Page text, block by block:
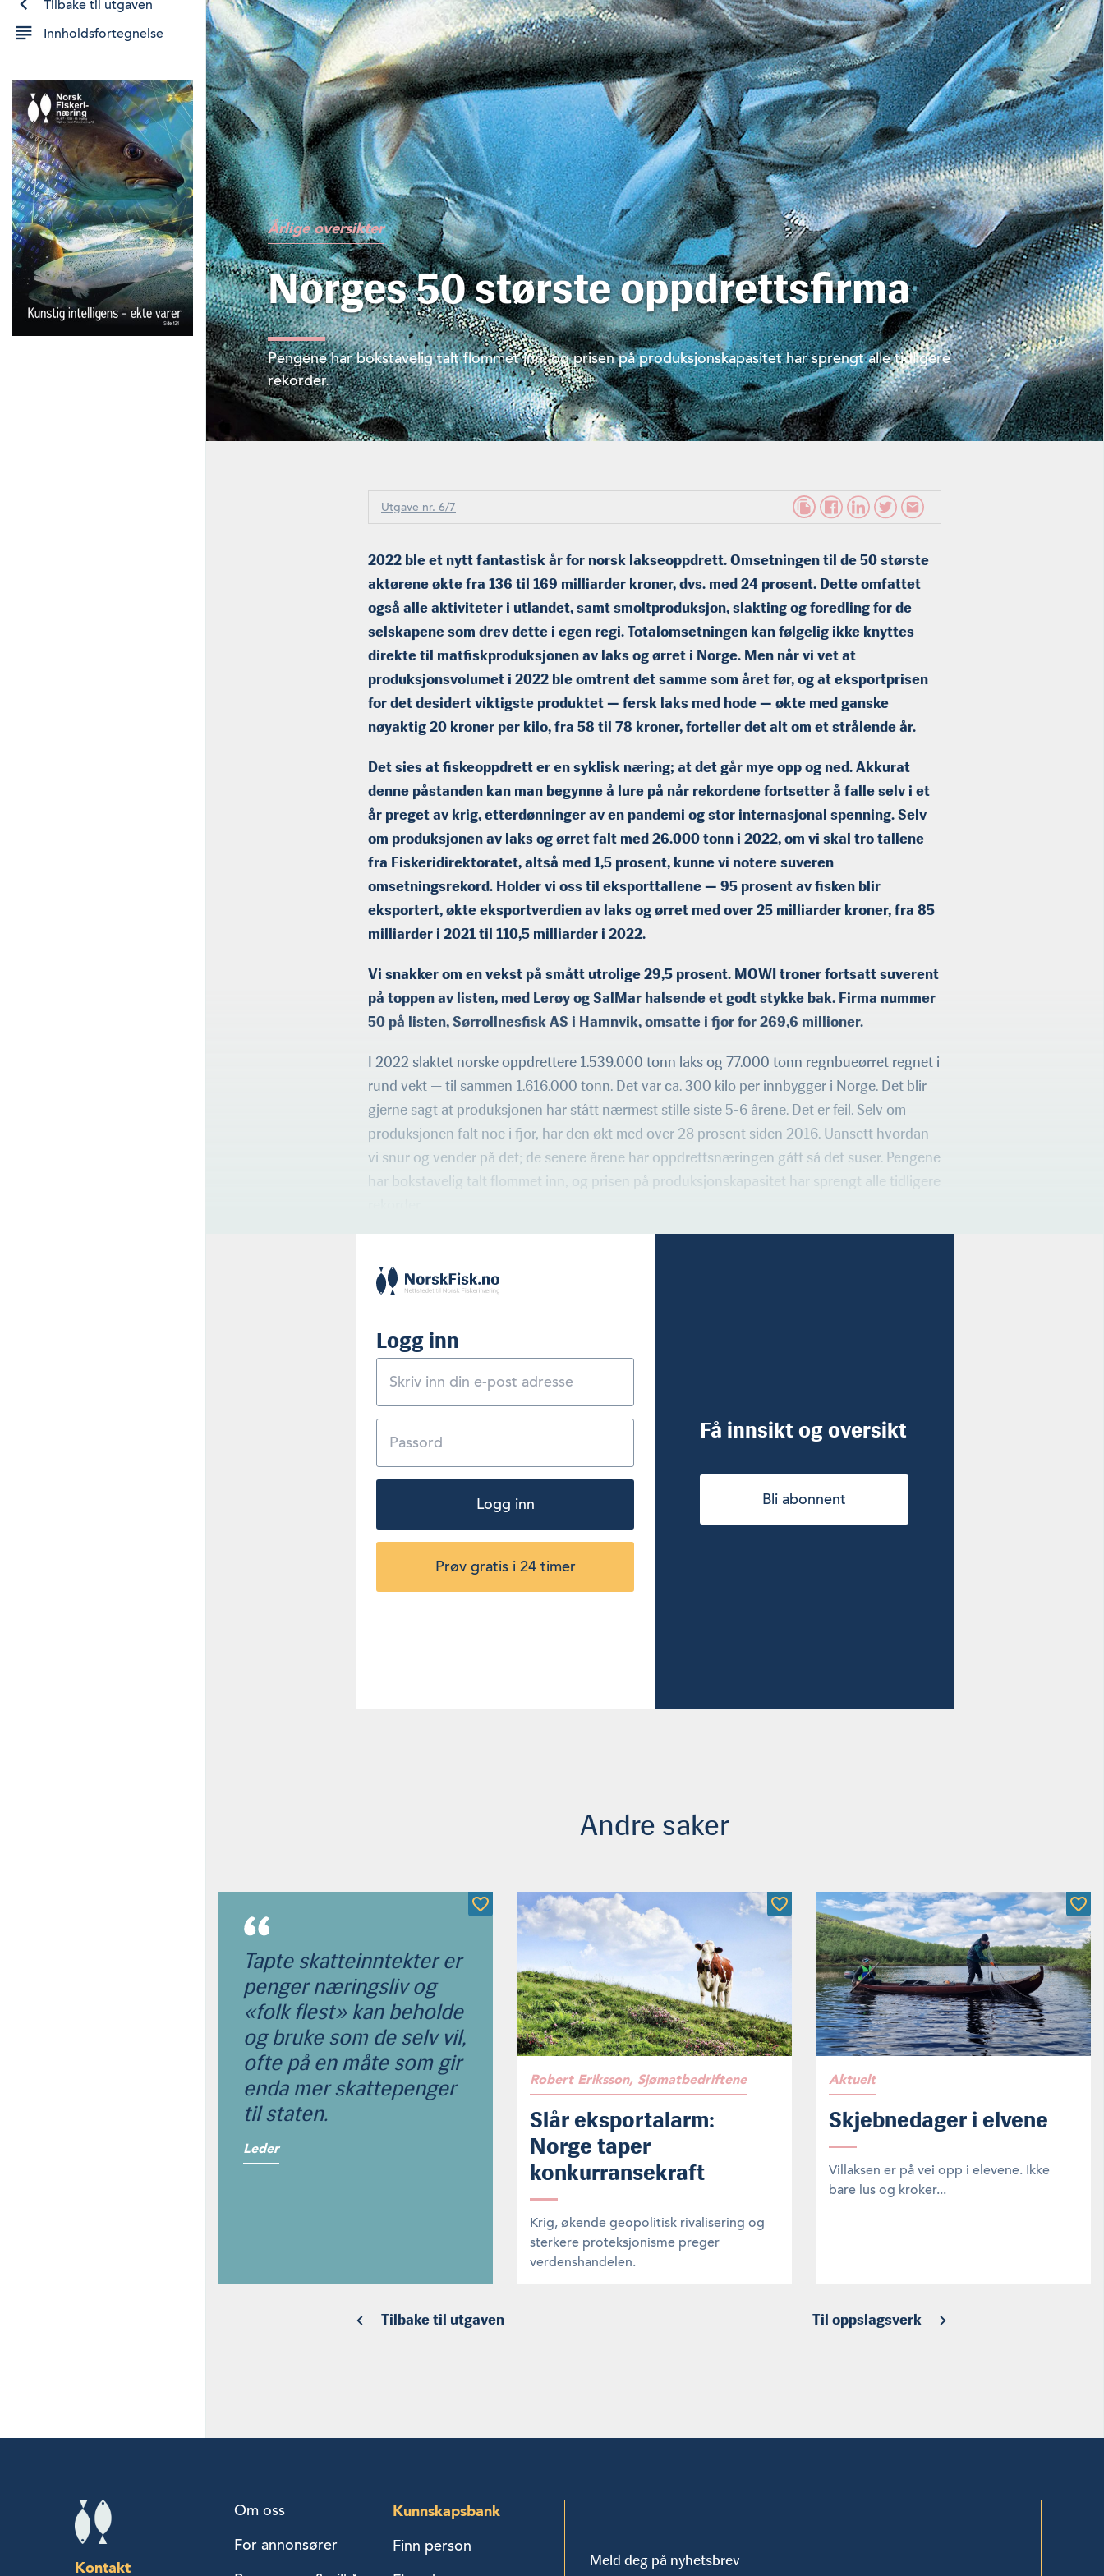
Tilbake til utgaven
Innholdsfortegnelse
Årlige oversikter
Norges 50 største oppdrettsfirma
Pengene har bokstavelig talt flommet inn, og prisen på produksjonskapasitet har sprengt alle tidligere
rekorder.
Utgave nr. 6/7
2022 ble et nytt fantastisk år for norsk lakseoppdrett. Omsetningen til de 50 største
aktørene økte fra 136 til 169 milliarder kroner, dvs. med 24 prosent. Dette omfattet
også alle aktiviteter i utlandet, samt smoltproduksjon, slakting og foredling for de
selskapene som drev dette i egen regi. Totalomsetningen kan følgelig ikke knyttes
direkte til matfiskproduksjonen av laks og ørret i Norge. Men når vi vet at
produksjonsvolumet i 2022 ble omtrent det samme som året før, og at eksportprisen
for det desidert viktigste produktet — fersk laks med hode — økte med ganske
nøyaktig 20 kroner per kilo, fra 58 til 78 kroner, forteller det alt om et strålende år.
Det sies at fiskeoppdrett er en syklisk næring; at det går mye opp og ned. Akkurat
denne påstanden kan man begynne å lure på når rekordene fortsetter å falle selv i et
år preget av krig, etterdønninger av en pandemi og stor internasjonal spenning. Selv
om produksjonen av laks og ørret falt med 26.000 tonn i 2022, om vi skal tro tallene
fra Fiskeridirektoratet, altså med 1,5 prosent, kunne vi notere suveren
omsetningsrekord. Holder vi oss til eksporttallene — 95 prosent av fisken blir
eksportert, økte eksportverdien av laks og ørret med over 25 milliarder kroner, fra 85
milliarder i 2021 til 110,5 milliarder i 2022.
Vi snakker om en vekst på smått utrolige 29,5 prosent. MOWI troner fortsatt suverent
på toppen av listen, med Lerøy og SalMar halsende et godt stykke bak. Firma nummer
50 på listen, Sørrollnesfisk AS i Hamnvik, omsatte i fjor for 269,6 millioner.
I 2022 slaktet norske oppdrettere 1.539.000 tonn laks og 77.000 tonn regnbueørret regnet i
rund vekt — til sammen 1.616.000 tonn. Det var ca. 300 kilo per innbygger i Norge. Det blir
gjerne sagt at produksjonen har stått nærmest stille siste 5-6 årene. Det er feil. Selv om
produksjonen falt noe i fjor, har den økt med over 28 prosent siden 2016. Uansett hvordan
vi snur og vender på det; de senere årene har oppdrettsnæringen gått så det suser. Pengene
har bokstavelig talt flommet inn, og prisen på produksjonskapasitet har sprengt alle tidligere
Logg inn
Logg inn
Prøv gratis i 24 timer
Få innsikt og oversikt
Bli abonnent
Andre saker
Tapte skatteinntekter er
penger næringsliv og
«folk flest» kan beholde
og bruke som de selv vil,
ofte på en måte som gir
enda mer skattepenger
til staten.
Leder
Robert Eriksson, Sjømatbedriftene
Slår eksportalarm:
Norge taper
konkurransekraft
Krig, økende geopolitisk rivalisering og
sterkere proteksjonisme preger
verdenshandelen.
Aktuelt
Skjebnedager i elvene
Villaksen er på vei opp i elevene. Ikke
bare lus og kroker...
Tilbake til utgaven Til oppslagsverk
Kontakt
Om oss
For annonsører
Kunnskapsbank
Finn person
Meld deg på nyhetsbrev